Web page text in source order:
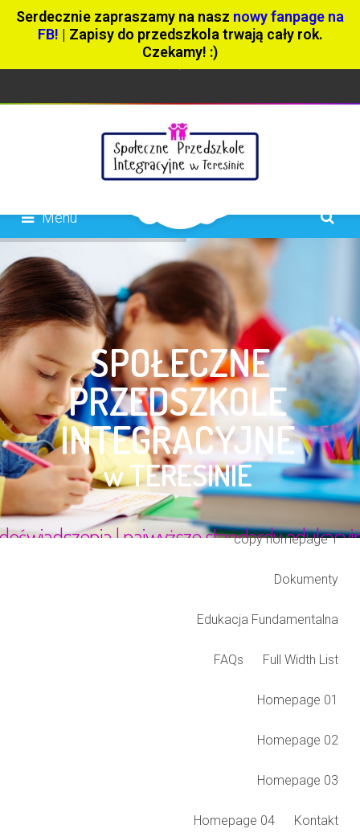
Serdecznie zapraszamy na nasz nowy fanpage na
FB! | Zapisy do przedszkola trwają cały rok.
Czekamy! :)
Menu
404 page
Blog – Full Width
Blog Listing Cart
Checkout Class Grid
Class TimeLine Classes
Coming soon
copy homepage 1
Dokumenty
Edukacja Fundamentalna
FAQs Full Width List
Homepage 01
Homepage 02
Homepage 03
Homepage 04 Kontakt